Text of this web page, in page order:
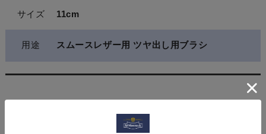
サイズ 11cm
用途 スムースレザー用 ツヤ出し用ブラシ